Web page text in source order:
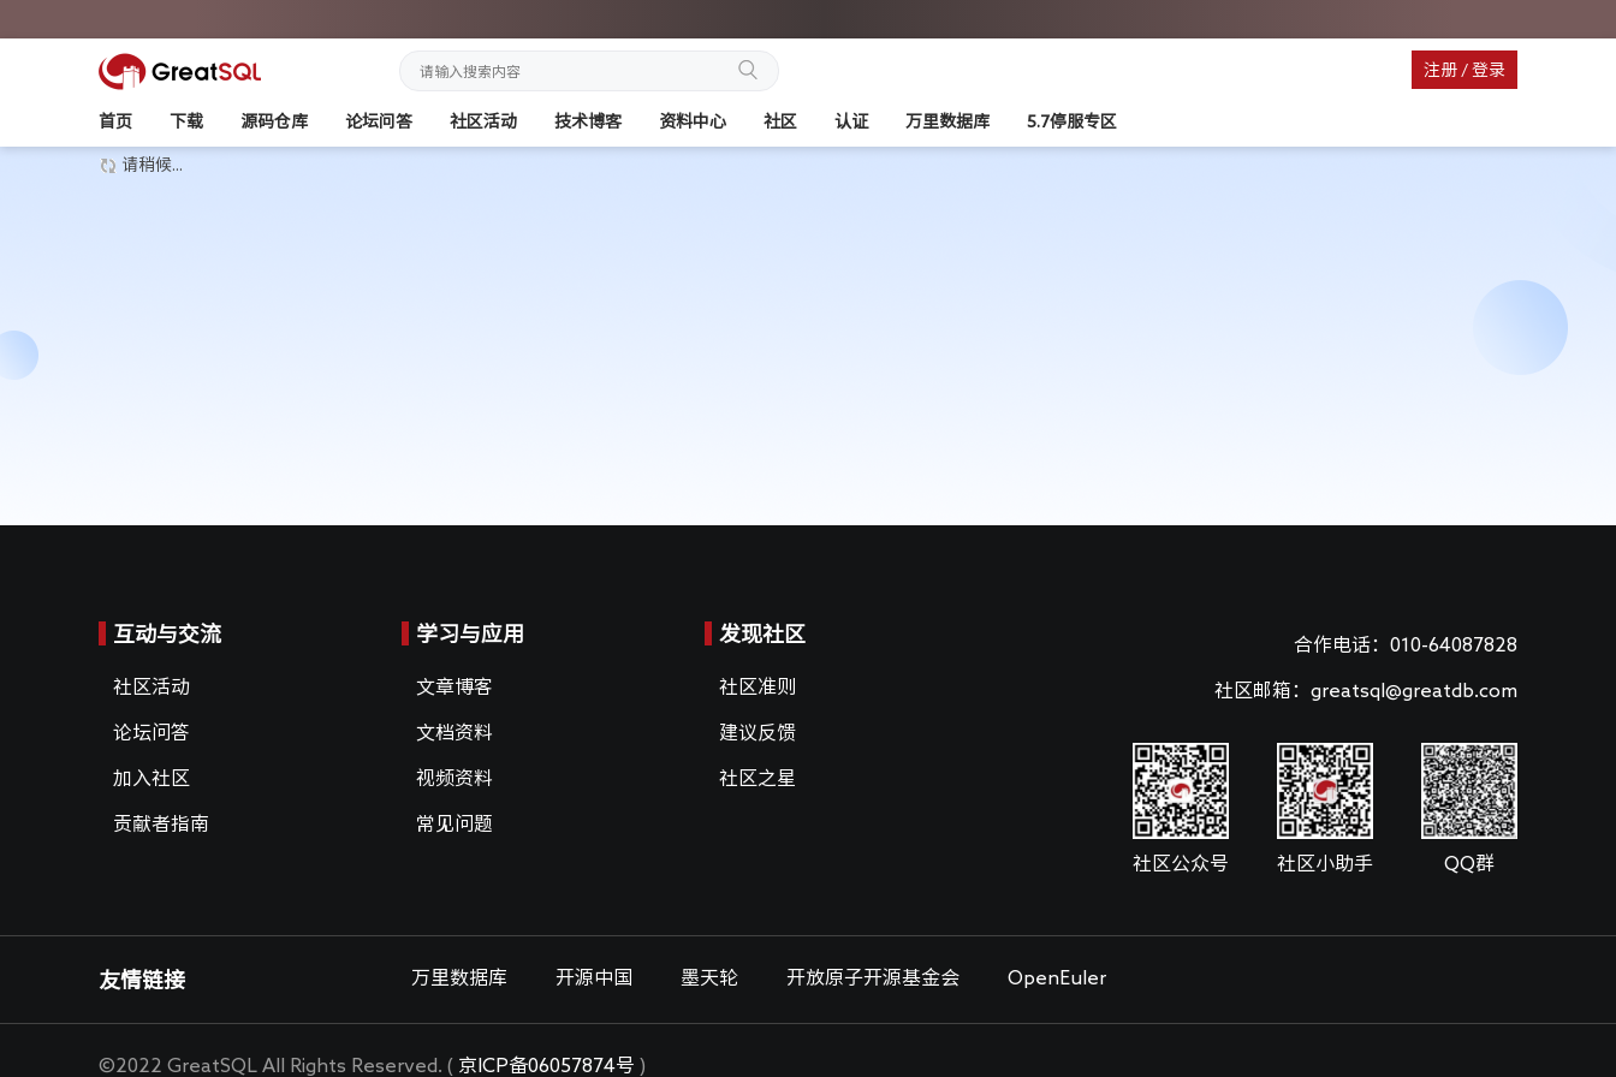
注册 / 登录
首页 下载 源码仓库 论坛问答 社区活动 技术博客 资料中心 社区 认证 万里数据库 5.7停服专区
请稍候...
互动与交流
社区活动
论坛问答
加入社区
贡献者指南
学习与应用
文章博客
文档资料
视频资料
常见问题
发现社区
社区准则
建议反馈
社区之星
合作电话：010-64087828
社区邮箱：greatsql@greatdb.com
社区公众号 社区小助手 QQ群
友情链接 万里数据库 开源中国 墨天轮 开放原子开源基金会 OpenEuler
©2022 GreatSQL All Rights Reserved. ( 京ICP备06057874号 )